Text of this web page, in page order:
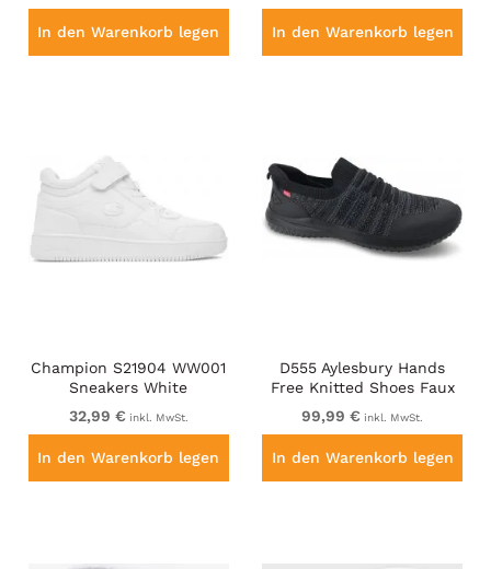
In den Warenkorb legen In den Warenkorb legen
Champion S21904 WW001
Sneakers White
32,99 € inkl. MwSt.
In den Warenkorb legen
D555 Aylesbury Hands
Free Knitted Shoes Faux
Laces Black
99,99 € inkl. MwSt.
In den Warenkorb legen